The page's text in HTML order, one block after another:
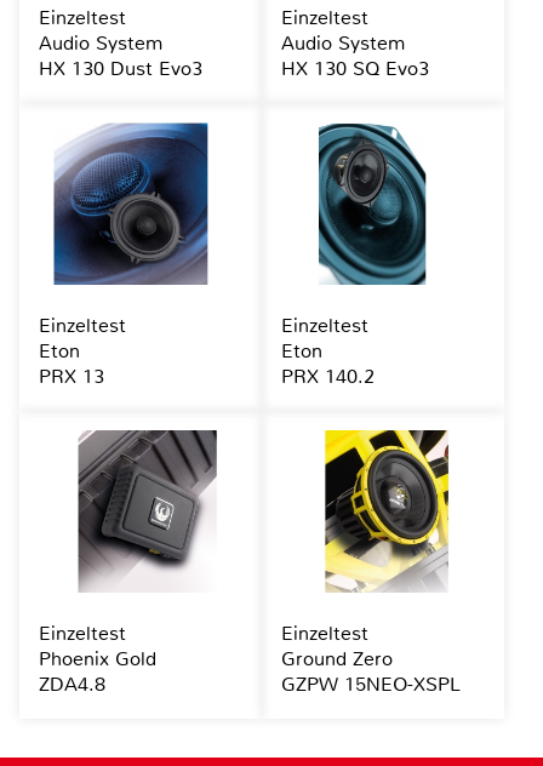
Einzeltest
Audio System
HX 130 Dust Evo3
Einzeltest
Audio System
HX 130 SQ Evo3
Einzeltest
Eton
PRX 13
Einzeltest
Eton
PRX 140.2
Einzeltest
Phoenix Gold
ZDA4.8
Einzeltest
Ground Zero
GZPW 15NEO-XSPL